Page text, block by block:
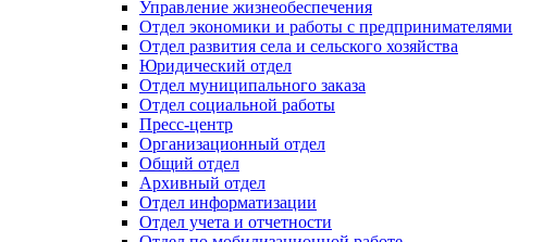
Управление жизнеобеспечения
Отдел экономики и работы с предпринимателями
Отдел развития села и сельского хозяйства
Юридический отдел
Отдел муниципального заказа
Отдел социальной работы
Пресс-центр
Организационный отдел
Общий отдел
Архивный отдел
Отдел информатизации
Отдел учета и отчетности